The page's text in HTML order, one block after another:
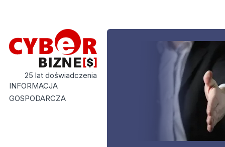
25 lat doświadczenia
INFORMACJA
GOSPODARCZA